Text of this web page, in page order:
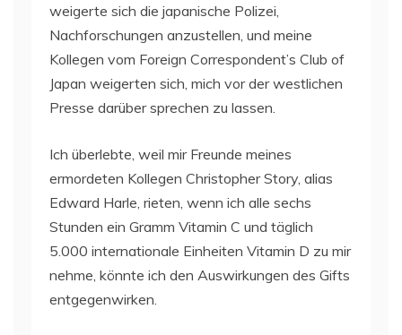
weigerte sich die japanische Polizei,
Nachforschungen anzustellen, und meine
Kollegen vom Foreign Correspondent’s Club of
Japan weigerten sich, mich vor der westlichen
Presse darüber sprechen zu lassen.
Ich überlebte, weil mir Freunde meines
ermordeten Kollegen Christopher Story, alias
Edward Harle, rieten, wenn ich alle sechs
Stunden ein Gramm Vitamin C und täglich
5.000 internationale Einheiten Vitamin D zu mir
nehme, könnte ich den Auswirkungen des Gifts
entgegenwirken.